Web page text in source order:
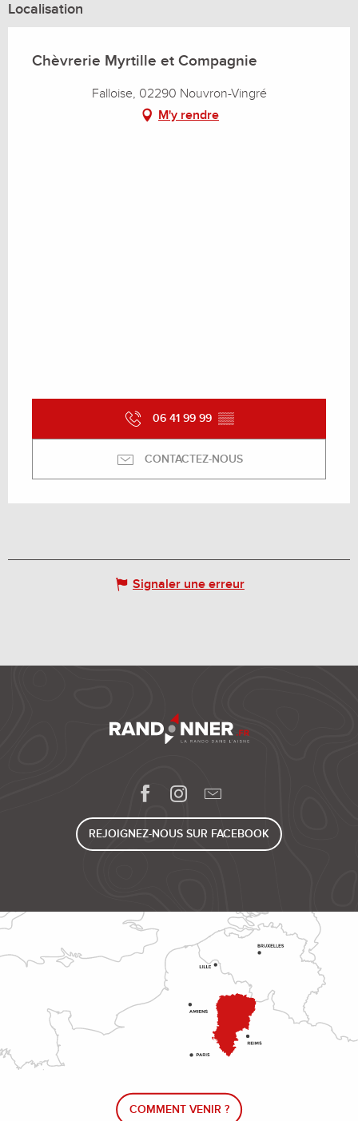
Localisation
Chèvrerie Myrtille et Compagnie
Falloise, 02290 Nouvron-Vingré
M'y rendre
06 41 99 99 ▒▒
CONTACTEZ-NOUS
Signaler une erreur
REJOIGNEZ-NOUS SUR FACEBOOK
COMMENT VENIR ?